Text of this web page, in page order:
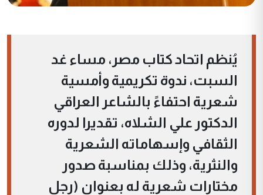
يُنظم اتحاد كتاب مصر، مساء غد
السبت، ندوة تكريمية وأمسية
شعرية احتفاءً بالشاعر العراقي
الدكتور علي الشلاه، تقديرا لدوره
الثقافي وإسهاماته الشعرية
والنثرية، وذلك بمناسبة صدور
مختارات شعرية له بعنوان (رجل